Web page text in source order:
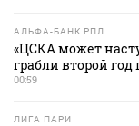
АЛЬФА-БАНК РПЛ
«ЦСКА может
грабли второй
00:59
ЛИГА ПАРИ